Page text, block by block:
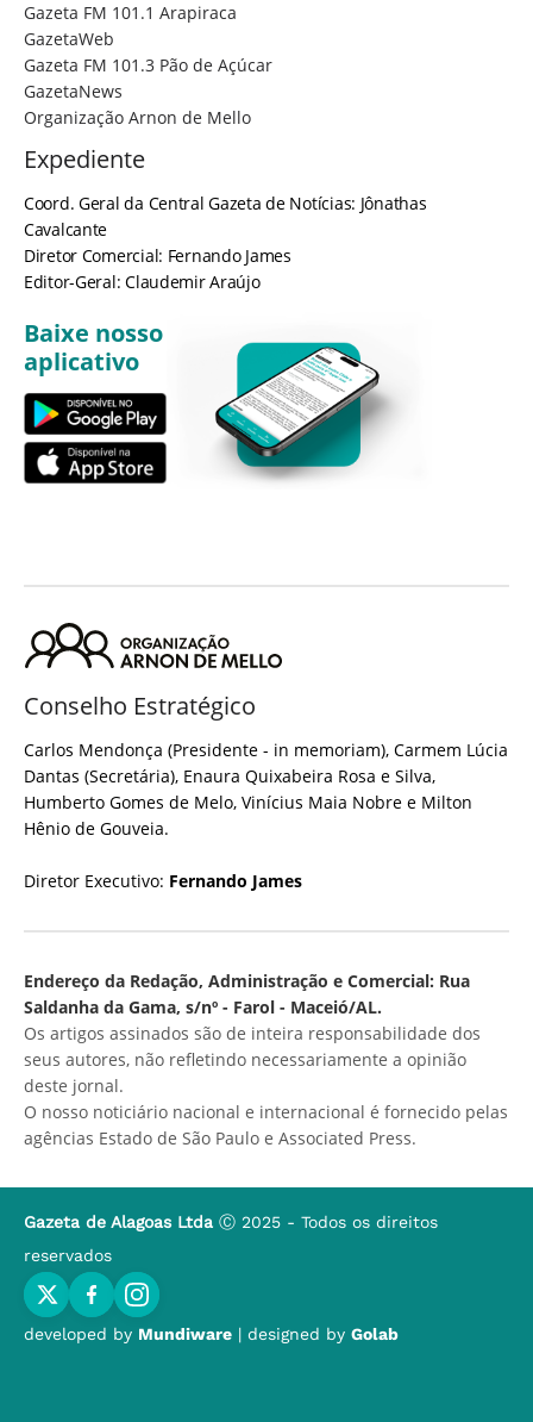
Gazeta FM 101.1 Arapiraca
GazetaWeb
Gazeta FM 101.3 Pão de Açúcar
GazetaNews
Organização Arnon de Mello
Expediente
Coord. Geral da Central Gazeta de Notícias: Jônathas
Cavalcante
Diretor Comercial: Fernando James
Editor-Geral: Claudemir Araújo
Baixe nosso
aplicativo
Conselho Estratégico
Carlos Mendonça (Presidente - in memoriam), Carmem Lúcia
Dantas (Secretária), Enaura Quixabeira Rosa e Silva,
Humberto Gomes de Melo, Vinícius Maia Nobre e Milton
Hênio de Gouveia.
Diretor Executivo: Fernando James
Endereço da Redação, Administração e Comercial: Rua
Saldanha da Gama, s/nº - Farol - Maceió/AL.
Os artigos assinados são de inteira responsabilidade dos
seus autores, não refletindo necessariamente a opinião
deste jornal.
O nosso noticiário nacional e internacional é fornecido pelas
agências Estado de São Paulo e Associated Press.
Gazeta de Alagoas Ltda Ⓒ 2025 - Todos os direitos
reservados
developed by Mundiware | designed by Golab